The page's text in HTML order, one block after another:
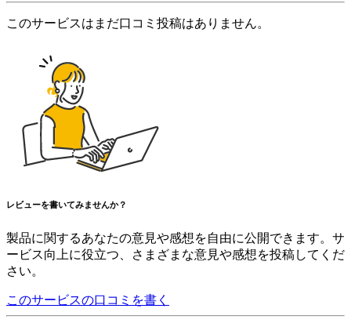
このサービスはまだ口コミ投稿はありません。
レビューを書いてみませんか？
製品に関するあなたの意見や感想を自由に公開できます。サ
ービス向上に役立つ、さまざまな意見や感想を投稿してくだ
さい。
このサービスの口コミを書く